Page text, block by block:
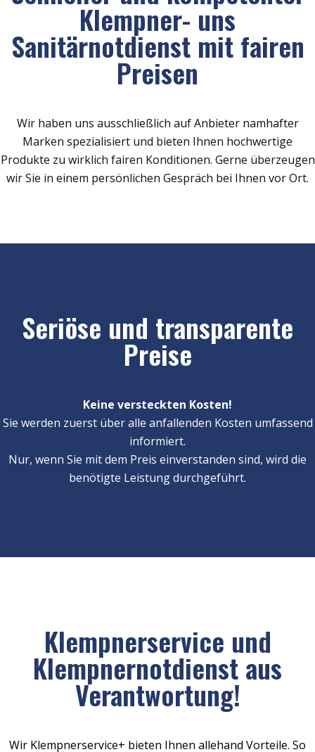
Klempner- uns
Sanitärnotdienst mit fairen
Preisen
Wir haben uns ausschließlich auf Anbieter namhafter
Marken spezialisiert und bieten Ihnen hochwertige
Produkte zu wirklich fairen Konditionen. Gerne überzeugen
wir Sie in einem persönlichen Gespräch bei Ihnen vor Ort.
Seriöse und transparente
Preise
Keine versteckten Kosten!
Sie werden zuerst über alle anfallenden Kosten umfassend
informiert.
Nur, wenn Sie mit dem Preis einverstanden sind, wird die
benötigte Leistung durchgeführt.
Klempnerservice und
Klempnernotdienst aus
Verantwortung!
Wir Klempnerservice+ bieten Ihnen allehand Vorteile. So